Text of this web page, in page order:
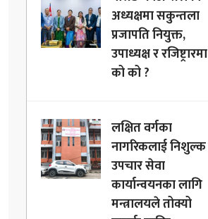
अध्यक्षमा सकुन्तला
प्रजापति नियुक्त,
उपाध्यक्ष र रजिष्ट्रारमा
को को ?
लक्षित वर्गका
नागरिकलाई निशुल्क
उपचार सेवा
कार्यान्वयनका लागि
मन्त्रालयले तोक्यो